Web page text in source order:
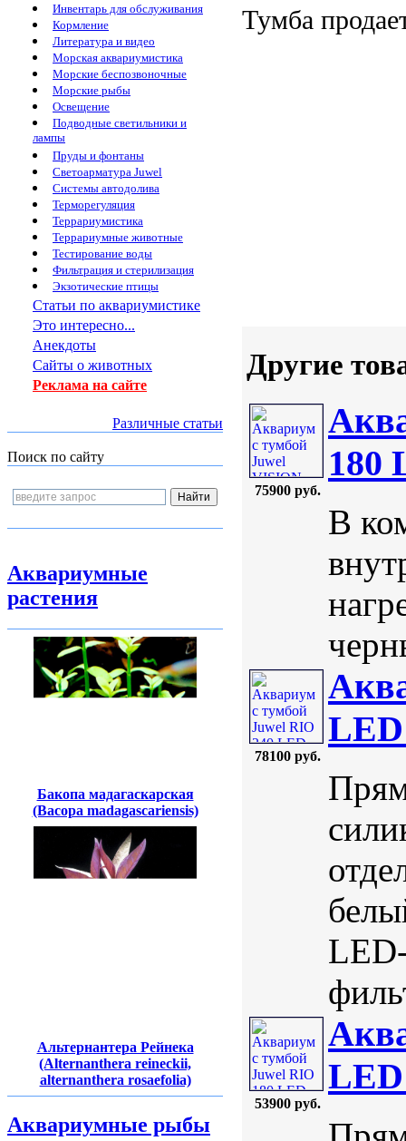
Инвентарь для обслуживания
Кормление
Литература и видео
Морская аквариумистика
Морские беспозвоночные
Морские рыбы
Освещение
Подводные светильники и
лампы
Пруды и фонтаны
Светоарматура Juwel
Системы автодолива
Терморегуляция
Террариумистика
Террариумные животные
Тестирование воды
Фильтрация и стерилизация
Экзотические птицы
Статьи по аквариумистике
Это интересно...
Анекдоты
Сайты о животных
Реклама на сайте
Различные статьи
Поиск по сайту
Аквариумные
растения
Бакопа мадагаскарская
(Bacopa madagascariensis)
Альтернантера Рейнека
(Alternanthera reineckii,
alternanthera rosaefolia)
Аквариумные рыбы
Тумба
Другие
75900 руб.
180
В
78100 руб.
LED
53900 руб.